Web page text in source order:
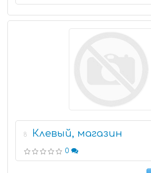
8 Клевый, магазин
0